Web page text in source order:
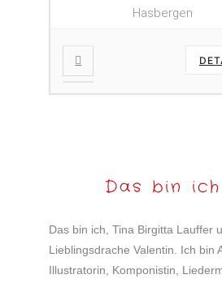
Hasbergen
Das bin ich
Das bin ich, Tina Birgitta Lauffer
Lieblingsdrache Valentin. Ich bin
Illustratorin, Komponistin,